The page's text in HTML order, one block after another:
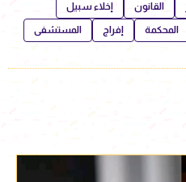
القانون إخلاء سبيل
المحكمة إفراج المستشفى